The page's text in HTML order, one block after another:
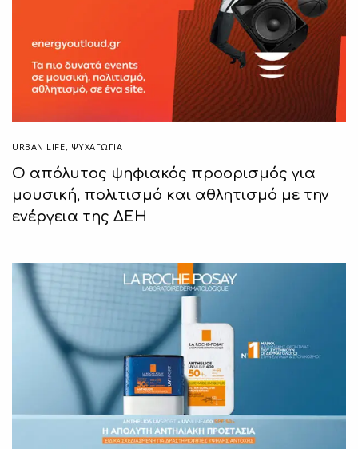
URBAN LIFE, ΨΥΧΑΓΩΓΙΑ
Ο απόλυτος ψηφιακός προορισμός για
μουσική, πολιτισμό και αθλητισμό με την
ενέργεια της ΔΕΗ